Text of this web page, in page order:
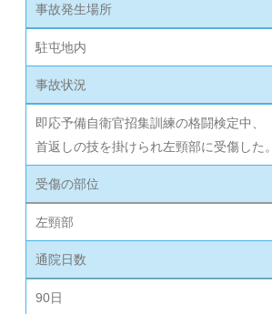
事故発生場所
駐屯地内
事故状況
即応予備自衛官招集訓練の格闘検定中、
首返しの技を掛けられ左頸部に受傷した。
受傷の部位
左頸部
通院日数
90日